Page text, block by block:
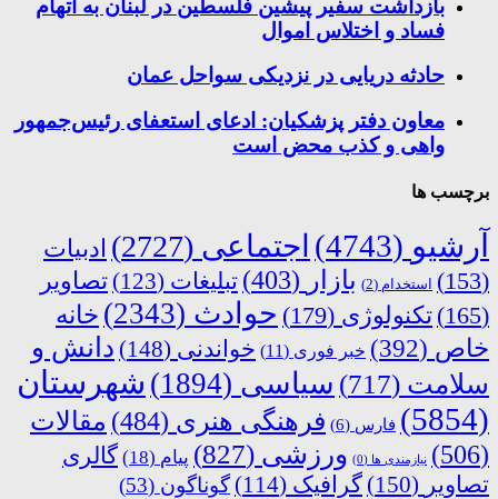
بازداشت سفیر پیشین فلسطین در لبنان به اتهام
فساد و اختلاس اموال
حادثه دریایی در نزدیکی سواحل عمان
معاون دفتر پزشکیان: ادعای استعفای رئیس‌جمهور
واهی و کذب محض است
برچسب ها
آرشیو (4743) اجتماعی (2727)
ادبیات
(153)
استخدام (2) بازار (403) تبلیغات (123)
تصاویر
(165)
تکنولوژی (179) حوادث (2343)
خانه
خاص (392) خبر فوری (11) خواندنی (148)
دانش و
سلامت (717) سیاسی (1894)
شهرستان
(5854)
فارس (6) فرهنگی هنری (484)
مقالات
(506)
نیازمندی ها (0) ورزشی (827) پیام (18)
گالری
تصاویر (150) گرافیک (114) گوناگون (53)